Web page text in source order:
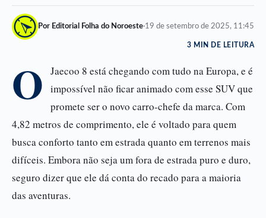
Por Editorial Folha do Noroeste·19 de setembro de 2025, 11:45
3 MIN DE LEITURA
O
Jaecoo 8 está chegando com tudo na Europa, e é
impossível não ficar animado com esse SUV que
promete ser o novo carro-chefe da marca. Com
4,82 metros de comprimento, ele é voltado para quem
busca conforto tanto em estrada quanto em terrenos mais
difíceis. Embora não seja um fora de estrada puro e duro,
seguro dizer que ele dá conta do recado para a maioria
das aventuras.